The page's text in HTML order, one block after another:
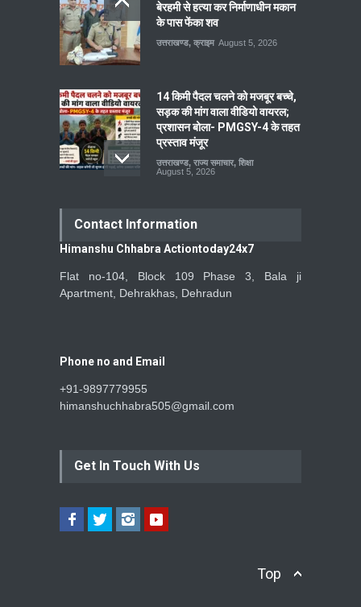
बेरहमी से हत्या कर निर्माणाधीन मकान
के पास फेंका शव
उत्तराखण्ड, क्राइम August 5, 2026
14 किमी पैदल चलने को मजबूर बच्चे,
सड़क की मांग वाला वीडियो वायरल;
प्रशासन बोला- PMGSY-4 के तहत
प्रस्ताव मंजूर
उत्तराखण्ड, राज्य समाचार, शिक्षा
August 5, 2026
Contact Information
Himanshu Chhabra Actiontoday24x7
Flat no-104, Block 109 Phase 3, Bala ji
Apartment, Dehrakhas, Dehradun
Phone no and Email
+91-9897779955
himanshuchhabra505@gmail.com
Get In Touch With Us
Top